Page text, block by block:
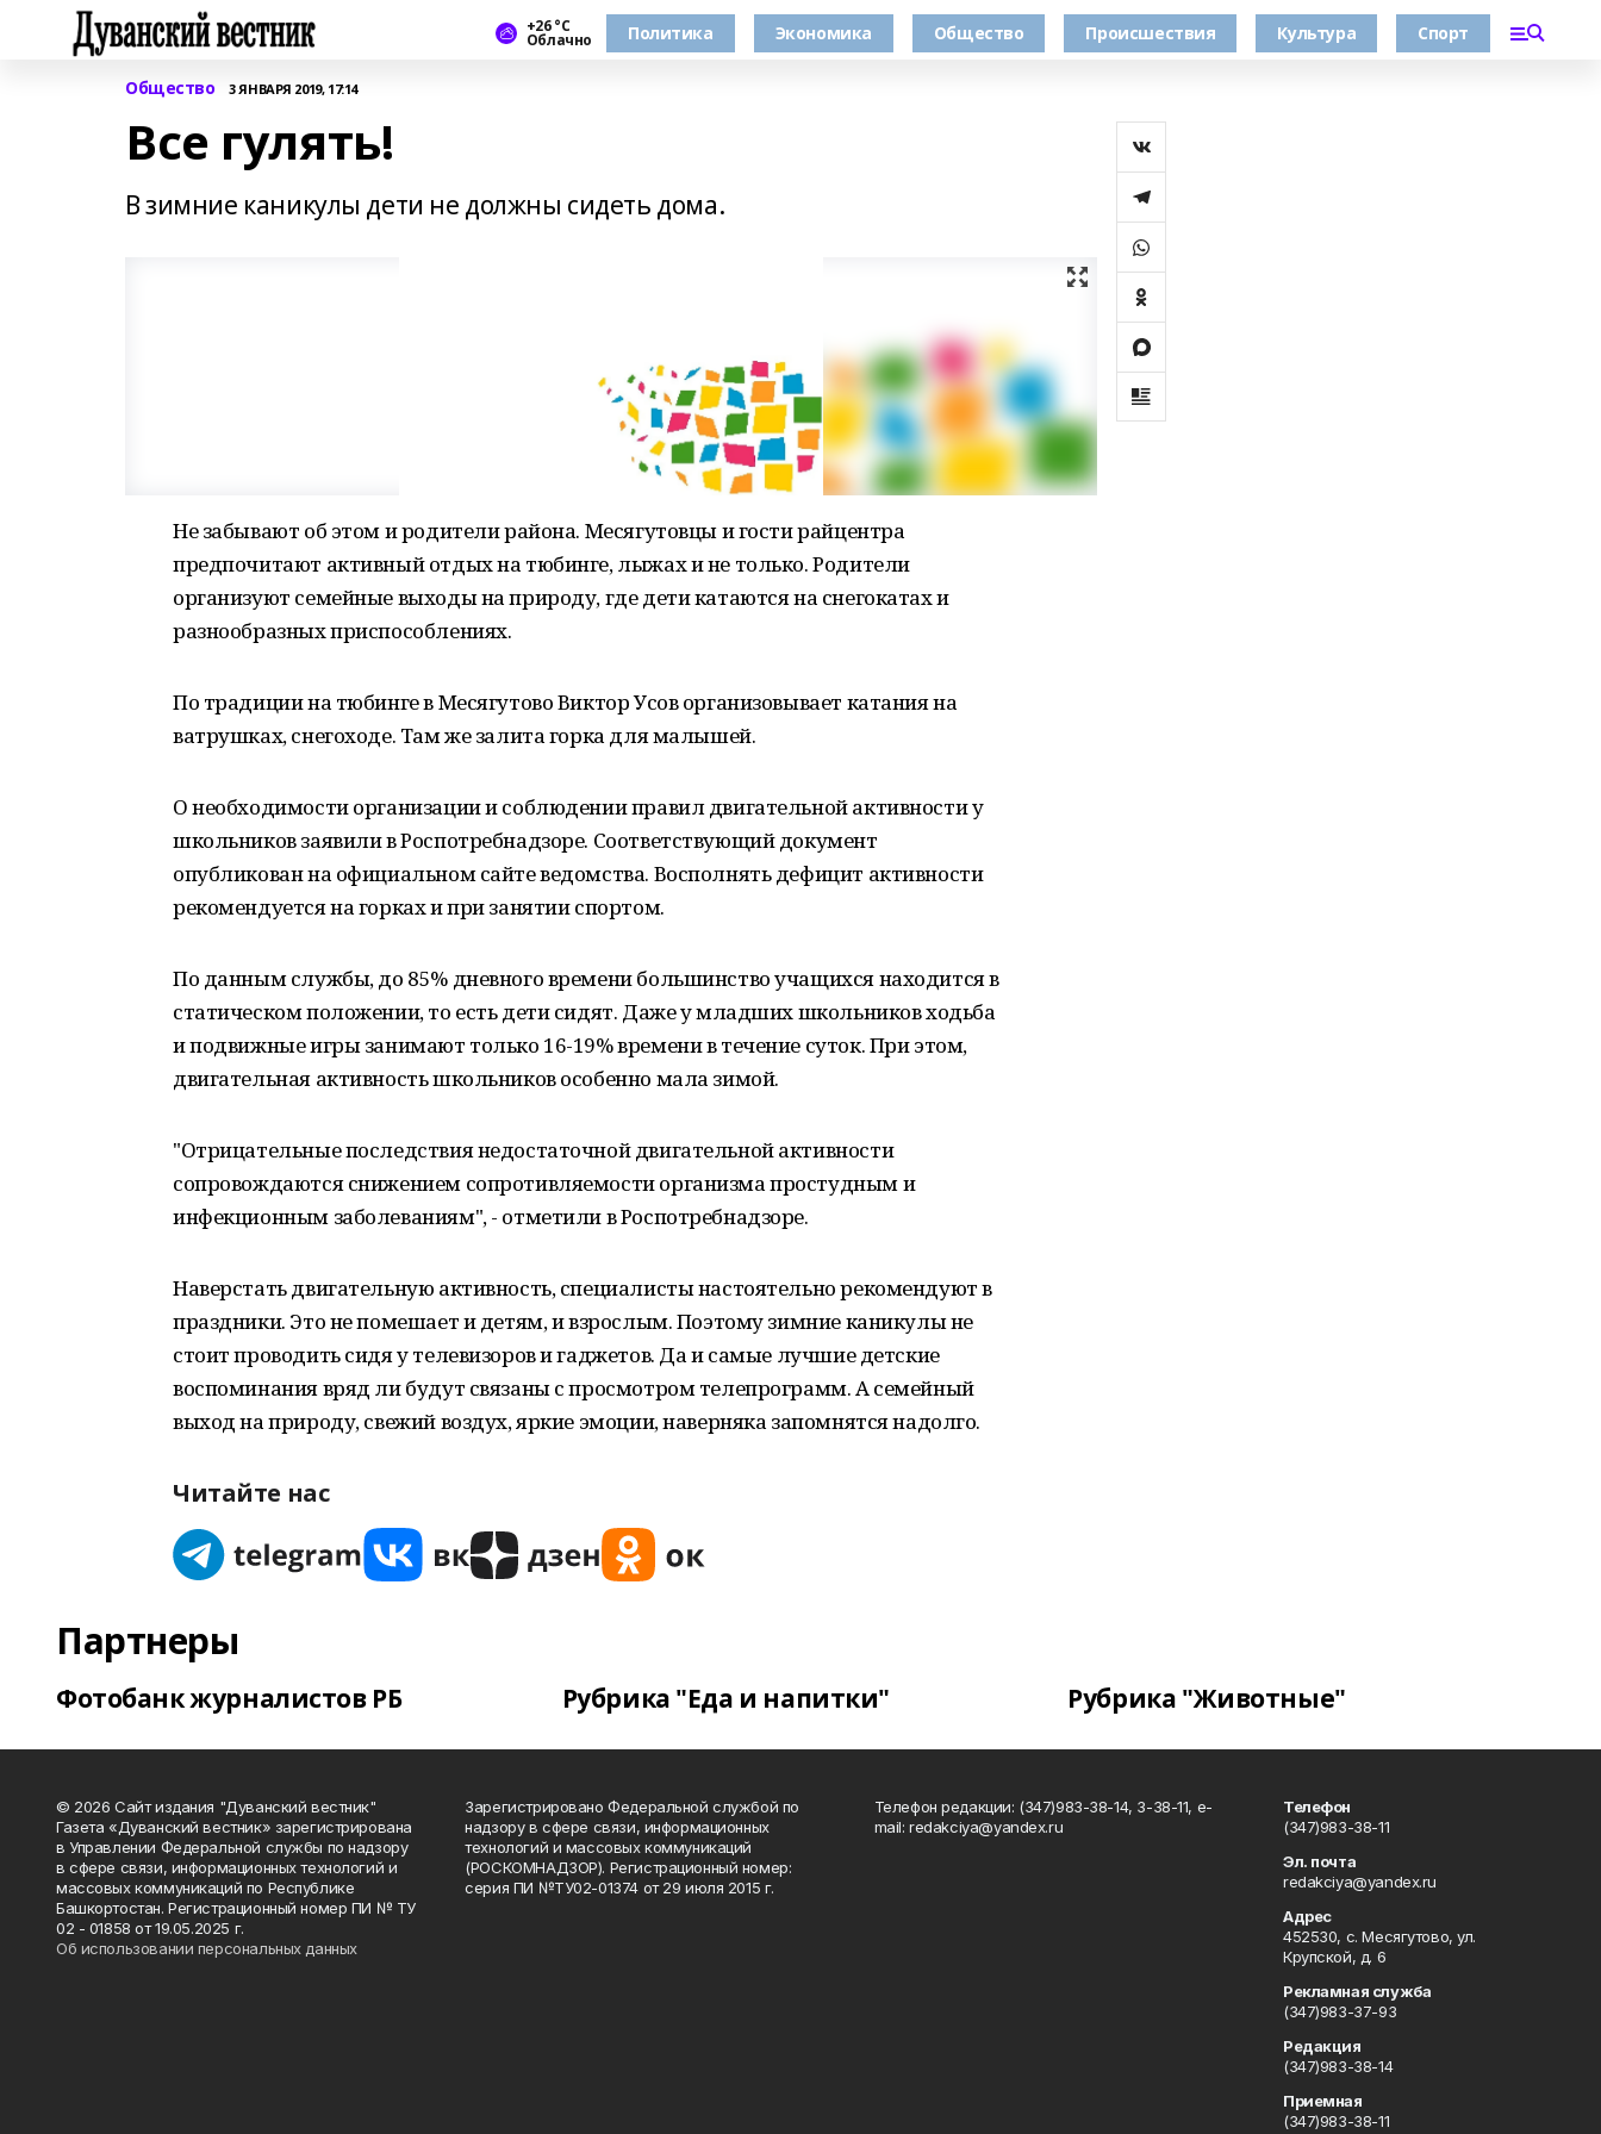
+26 °С
Облачно Политика Экономика Общество Происшествия Культура Спорт
Общество 3 ЯНВАРЯ 2019, 17:14
Все гулять!
В зимние каникулы дети не должны сидеть дома.
Не забывают об этом и родители района. Месягутовцы и гости райцентра
предпочитают активный отдых на тюбинге, лыжах и не только. Родители
организуют семейные выходы на природу, где дети катаются на снегокатах и
разнообразных приспособлениях.
По традиции на тюбинге в Месягутово Виктор Усов организовывает катания на
ватрушках, снегоходе. Там же залита горка для малышей.
О необходимости организации и соблюдении правил двигательной активности у
школьников заявили в Роспотребнадзоре. Соответствующий документ
опубликован на официальном сайте ведомства. Восполнять дефицит активности
рекомендуется на горках и при занятии спортом.
По данным службы, до 85% дневного времени большинство учащихся находится в
статическом положении, то есть дети сидят. Даже у младших школьников ходьба
и подвижные игры занимают только 16-19% времени в течение суток. При этом,
двигательная активность школьников особенно мала зимой.
"Отрицательные последствия недостаточной двигательной активности
сопровождаются снижением сопротивляемости организма простудным и
инфекционным заболеваниям", - отметили в Роспотребнадзоре.
Наверстать двигательную активность, специалисты настоятельно рекомендуют в
праздники. Это не помешает и детям, и взрослым. Поэтому зимние каникулы не
стоит проводить сидя у телевизоров и гаджетов. Да и самые лучшие детские
воспоминания вряд ли будут связаны с просмотром телепрограмм. А семейный
выход на природу, свежий воздух, яркие эмоции, наверняка запомнятся надолго.
Читайте нас
Партнеры
Фотобанк журналистов РБ Рубрика "Еда и напитки" Рубрика "Животные"
© 2026 Сайт издания "Дуванский вестник"
Газета «Дуванский вестник» зарегистрирована
в Управлении Федеральной службы по надзору
в сфере связи, информационных технологий и
массовых коммуникаций по Республике
Башкортостан. Регистрационный номер ПИ № ТУ
02 - 01858 от 19.05.2025 г.
Об использовании персональных данных
Зарегистрировано Федеральной службой по
надзору в сфере связи, информационных
технологий и массовых коммуникаций
(РОСКОМНАДЗОР). Регистрационный номер:
серия ПИ №ТУ02-01374 от 29 июля 2015 г.
Телефон редакции: (347)983-38-14, 3-38-11, e-
mail: redakciya@yandex.ru
Телефон
(347)983-38-11
Эл. почта
redakciya@yandex.ru
Адрес
452530, с. Месягутово, ул.
Крупской, д. 6
Рекламная служба
(347)983-37-93
Редакция
(347)983-38-14
Приемная
(347)983-38-11